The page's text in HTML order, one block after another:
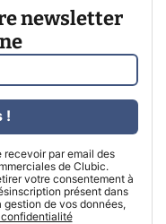
newsletter
recevoir par email des
de Clubic.
votre consentement à
présent dans
gestion de vos données,
!